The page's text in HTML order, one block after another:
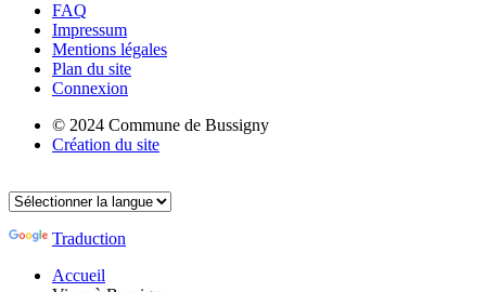
FAQ
Impressum
Mentions légales
Plan du site
Connexion
© 2024 Commune de Bussigny
Création du site
Traduction
Accueil